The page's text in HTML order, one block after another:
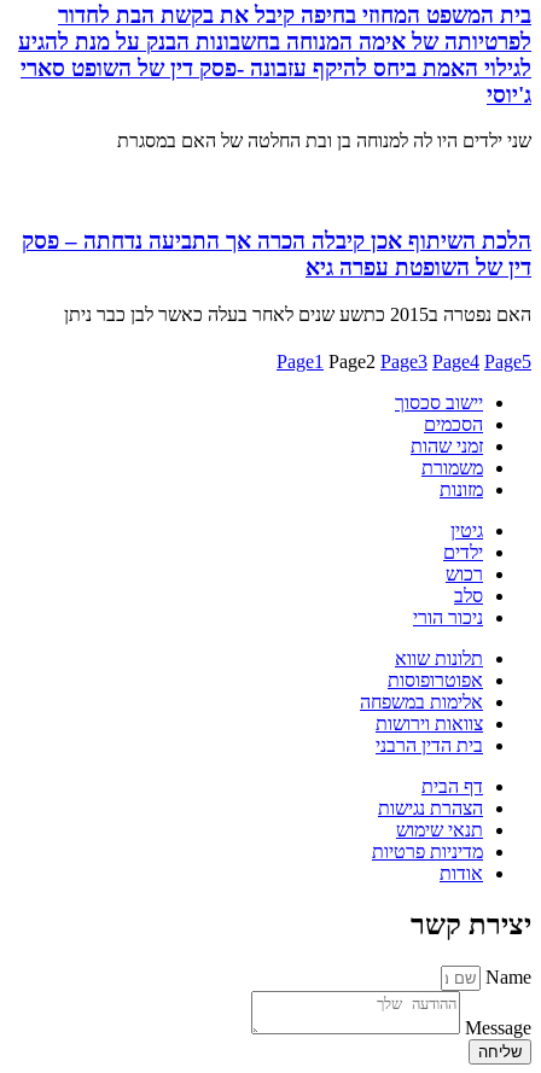
בית המשפט המחוזי בחיפה קיבל את בקשת הבת לחדור
לפרטיותה של אימה המנוחה בחשבונות הבנק על מנת להגיע
לגילוי האמת ביחס להיקף עזבונה -פסק דין של השופט סארי
ג'יוסי
שני ילדים היו לה למנוחה בן ובת החלטה של האם במסגרת
הלכת השיתוף אכן קיבלה הכרה אך התביעה נדחתה – פסק
דין של השופטת עפרה גיא
האם נפטרה ב2015 כתשע שנים לאחר בעלה כאשר לבן כבר ניתן
Page1 Page2 Page3 Page4 Page5
יישוב סכסוך
הסכמים
זמני שהות
משמורת
מזונות
גיטין
ילדים
רכוש
סלב
ניכור הורי
תלונות שווא
אפוטרופוסות
אלימות במשפחה
צוואות וירושות
בית הדין הרבני
דף הבית
הצהרת נגישות
תנאי שימוש
מדיניות פרטיות
אודות
יצירת קשר
Name
Message
שליחה